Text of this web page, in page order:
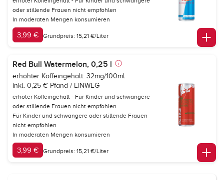
oder stillende Frauen nicht empfohlen
In moderaten Mengen konsumieren
3,99 € Grundpreis: 15,21 €/Liter
Red Bull Watermelon, 0,25 l
erhöhter Koffeingehalt: 32mg/100ml
inkl. 0,25 € Pfand / EINWEG
erhöter Koffeingehalt - Für Kinder und schwangere
oder stillende Frauen nicht empfohlen
Für Kinder und schwangere oder stillende Frauen
nicht empfohlen
In moderaten Mengen konsumieren
3,99 € Grundpreis: 15,21 €/Liter